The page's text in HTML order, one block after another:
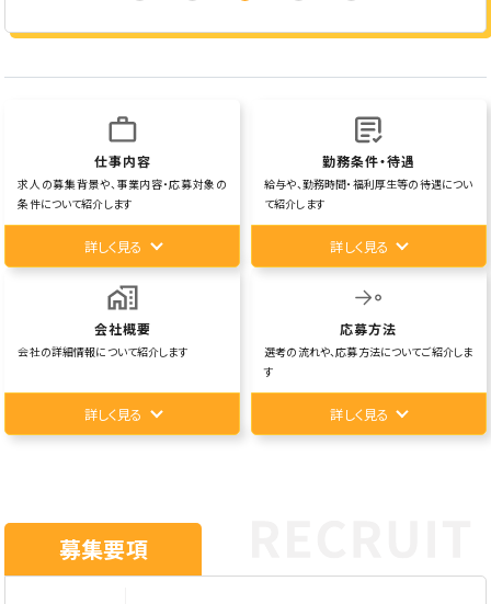
仕事内容
求人の募集背景や、事業内容・応募対象の
条件について紹介します
詳しく見る
勤務条件・待遇
給与や、勤務時間・福利厚生等の待遇につい
て紹介します
詳しく見る
会社概要
会社の詳細情報について紹介します
詳しく見る
応募方法
選考の流れや、応募方法についてご紹介しま
す
詳しく見る
募集要項